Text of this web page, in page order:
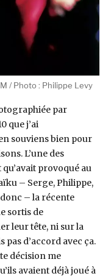
/ Photo : Philippe Levy
par
que j’ai
souviens bien pour
L’une des
qu’avait provoqué au
– Serge, Philippe,
– la récente
sortis de
leur tête, ni sur la
pas d’accord avec ça.
décision me
avaient déjà joué à